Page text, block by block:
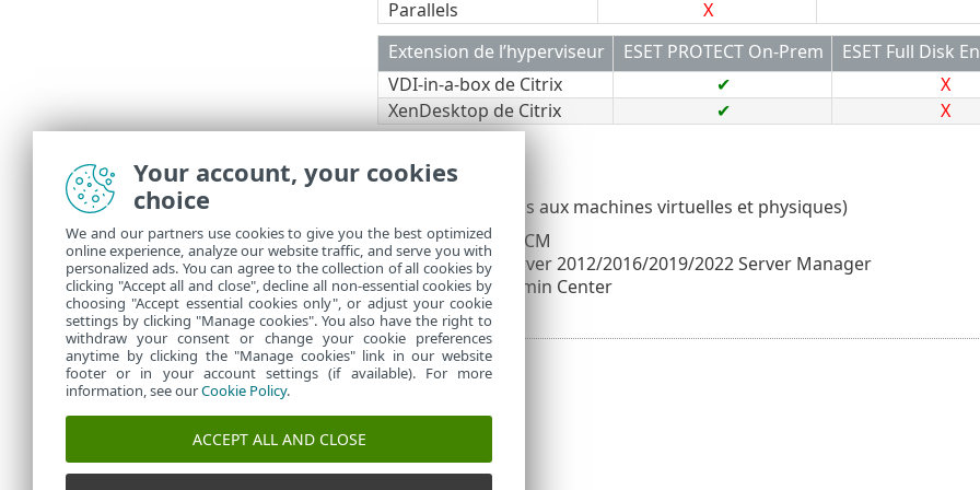
Parallels X
Extension de l’hyperviseur
ESET PROTECT On-Prem
ESET Full Disk
VDI-in-a-box de Citrix
✔
X
XenDesktop de Citrix
✔ X
Outils
(s'applique à la fois aux machines virtuelles et physiques)
• Microsoft SCCM
• Windows Server 2012/2016/2019/2022 Server Manager
• Windows Admin Center
Your account, your cookies
choice
We and our partners use cookies to give you the best optimized
online experience, analyze our website traffic, and serve you with
personalized ads. You can agree to the collection of all cookies by
clicking "Accept all and close", decline all non-essential cookies by
choosing "Accept essential cookies only", or adjust your cookie
settings by clicking "Manage cookies". You also have the right to
withdraw your consent or change your cookie preferences
anytime by clicking the "Manage cookies" link in our website
footer or in your account settings (if available). For more
information, see ourCookie Policy.
ACCEPT ALL AND CLOSE